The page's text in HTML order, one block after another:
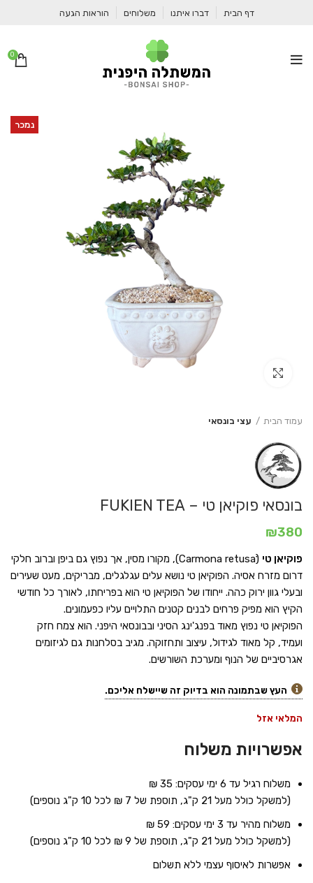
דף הבית דברו איתנו משלוחים הוראות הגעה
0
נמכר
עמוד הבית עצי בונסאי
בונסאי פוקיאן טי – FUKIEN TEA
₪380
פוקיאן טי
(Carmona retusaׂׂׂׂ), מקורו מסין, אך נפוץ גם ביפן וברוב חלקי
דרום מזרח אסיה. הפוקיאן טי נושא עלים עגלגלים, מבריקים, מעט שעירים
ובעלי גוון ירוק כהה. ייחודו של הפוקיאן טי הוא בפריחתו, לאורך כל חודשי
הקיץ הוא מפיק פרחים לבנים קטנים התלויים עליו כפעמונים.
הפוקיאן טי נפוץ מאוד בפנג'ינג הסיני ובבונסאי היפני. הוא צמח חזק
ועמיד, קל מאוד לגידול, עיצוב ותחזוקה. מגיב בסלחנות גם לגיזומים
אגרסיביים של הנוף ומערכת השורשים.
העץ שבתמונה הוא בדיוק זה שיישלח אליכם.
המלאי אזל
אפשרויות משלוח
משלוח רגיל עד 6 ימי עסקים: 35 ₪
(למשקל כולל מעל 21 ק"ג, תוספת של 7 ₪ לכל 10 ק"ג נוספים)
משלוח מהיר עד 3 ימי עסקים: 59 ₪
(למשקל כולל מעל 21 ק"ג, תוספת של 9 ₪ לכל 10 ק"ג נוספים)
אפשרות לאיסוף עצמי ללא תשלום